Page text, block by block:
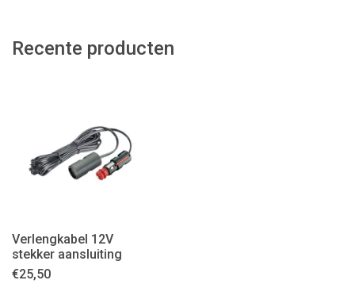
Recente producten
Verlengkabel 12V
stekker aansluiting
€25,50